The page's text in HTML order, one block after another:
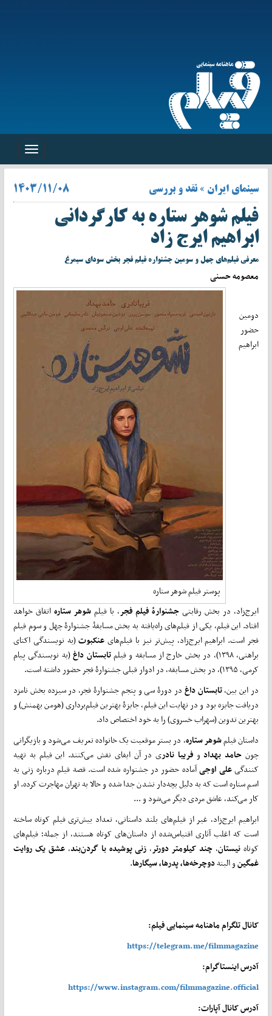
Toggle
سینمای ایران » نقد و بررسی ۱۴۰۳/۱۱/۰۸
فیلم شوهر ستاره به کارگردانی
ابراهیم ایرج زاد
معرفی فیلم‌های چهل و سومین جشنواره فیلم فجر بخش سودای سیمرغ
معصومه حسنی
پوستر فیلم شوهر ستاره
دومین
حضور
ابراهیم
ایرج‌زاد، در بخش رقابتی جشنوارۀ فیلم فجر، با فیلم شوهر ستارهاتفاق خواهد
افتاد. این فیلم، یکی از فیلم‌های راه‌یافته به بخش مسابقۀ جشنوارۀ چهل ‌و سوم فیلم
فجر است. ابراهیم ایرج‌زاد، پیش‌تر نیز با فیلم‌هایعنکبوت(به نویسندگی اکتای
براهنی، ۱۳۹۸)، در بخش خارج از مسابقه و فیلم
تابستان داغ(به نویسندگی پیام
کرمی، ۱۳۹۵)، در بخش مسابقه، در ادوار قبلی جشنوارۀ فجر حضور داشته است.
در این بین،تابستان داغدر دورۀ سی‌ و پنجم جشنوارۀ فجر، در سیزده بخش نامزد
دریافت جایزه بود و در نهایت این فیلم، جایزۀ بهترین فیلم‌برداری (هومن بهمنش) و
بهترین تدوین (سهراب خسروی) را به خود اختصاص داد.
داستان فیلمشوهر ستاره، در بستر موقعیت یک خانواده تعریف می‌شود و بازیگرانی
چون حامد بهدادو فریبا نادری در آن ایفای نقش می‌کنند. این فیلم به تهیه
کنندگیعلی اوجیآماده حضور در جشنواره شده است. قصه فیلم درباره زنی به
اسم ستاره است که به دلیل بچه‌دار نشدن جدا شده و حالا به تهران مهاجرت کرده. او
کار می‌کند، عاشق مردی دیگر می‌شود و ...
ابراهیم ایرج‌زاد، غیر از فیلم‌های بلند داستانی، تعداد بیش‌تری فیلم کوتاه ساخته
است که اغلب آثاری اقتباس‌شده از داستان‌های کوتاه هستند، از جمله؛ فیلم‌های
کوتاهنیستان، چند کیلومتر دورتر، زنی پوشیده با گردن‌بند، عشق یک روایت
غمگینو البتهدوچرخه‌ها، پدرها، سیگارها.
کانال تلگرام ماهنامه سینمایی فیلم:
https://telegram.me/filmmagazine
آدرس اینستاگرام:
https://www.instagram.com/filmmagazine.official
آدرس کانال آپارات: